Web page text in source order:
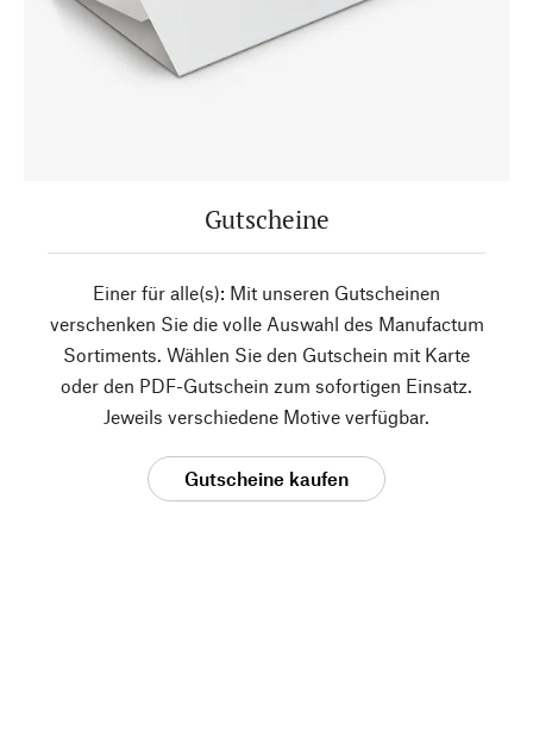
Gutscheine
Einer für alle(s): Mit unseren Gutscheinen
verschenken Sie die volle Auswahl des Manufactum
Sortiments. Wählen Sie den Gutschein mit Karte
oder den PDF-Gutschein zum sofortigen Einsatz.
Jeweils verschiedene Motive verfügbar.
Gutscheine kaufen